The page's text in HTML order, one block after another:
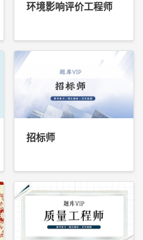
环境影响评价工程师
招标师